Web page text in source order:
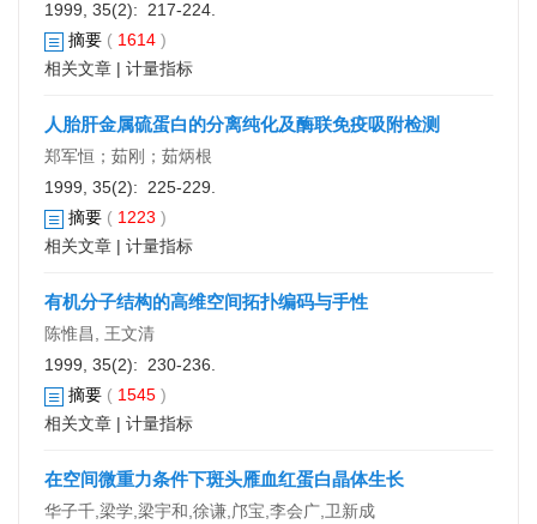
1999, 35(2): 217-224.
摘要 ( 1614 )
相关文章 | 计量指标
人胎肝金属硫蛋白的分离纯化及酶联免疫吸附检测
郑军恒；茹刚；茹炳根
1999, 35(2): 225-229.
摘要 ( 1223 )
相关文章 | 计量指标
有机分子结构的高维空间拓扑编码与手性
陈惟昌, 王文清
1999, 35(2): 230-236.
摘要 ( 1545 )
相关文章 | 计量指标
在空间微重力条件下斑头雁血红蛋白晶体生长
华子千,梁学,梁宇和,徐谦,邝宝,李会广,卫新成